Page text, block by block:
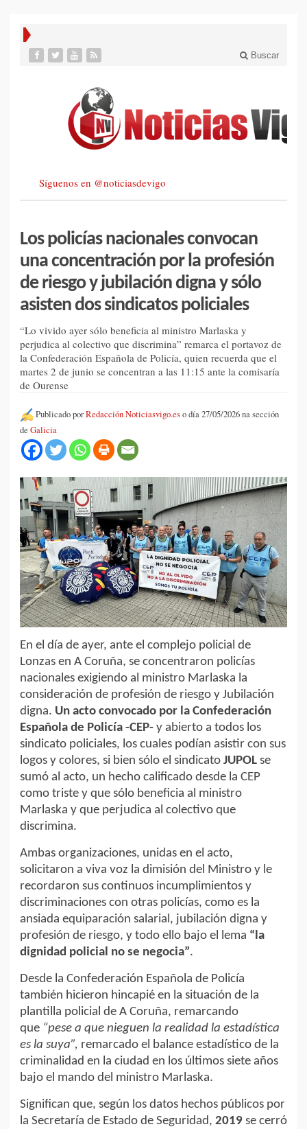
Buscar
Síguenos en @noticiasdevigo
Los policías nacionales convocan
una concentración por la profesión
de riesgo y jubilación digna y sólo
asisten dos sindicatos policiales
“Lo vivido ayer sólo beneficia al ministro Marlaska y
perjudica al colectivo que discrimina” remarca el portavoz de
la Confederación Española de Policía, quien recuerda que el
martes 2 de junio se concentran a las 11:15 ante la comisaría
de Ourense
Publicado porRedacción Noticiasvigo.eso día 27/05/2026 na sección
de Galicia
En el día de ayer, ante el complejo policial de
Lonzas en A Coruña, se concentraron policías
nacionales exigiendo al ministro Marlaska la
consideración de profesión de riesgo y Jubilación
digna. Un acto convocado por la Confederación
Española de Policía -CEP- y abierto a todos los
sindicato policiales, los cuales podían asistir con sus
logos y colores, si bien sólo el sindicato JUPOL se
sumó al acto, un hecho calificado desde la CEP
como triste y que sólo beneficia al ministro
Marlaska y que perjudica al colectivo que
discrimina.
Ambas organizaciones, unidas en el acto,
solicitaron a viva voz la dimisión del Ministro y le
recordaron sus continuos incumplimientos y
discriminaciones con otras policías, como es la
ansiada equiparación salarial, jubilación digna y
profesión de riesgo, y todo ello bajo el lema “la
dignidad policial no se negocia”.
Desde la Confederación Española de Policía
también hicieron hincapié en la situación de la
plantilla policial de A Coruña, remarcando
que “pese a que nieguen la realidad la estadística
es la suya”, remarcado el balance estadístico de la
criminalidad en la ciudad en los últimos siete años
bajo el mando del ministro Marlaska.
Significan que, según los datos hechos públicos por
la Secretaría de Estado de Seguridad, 2019 se cerró